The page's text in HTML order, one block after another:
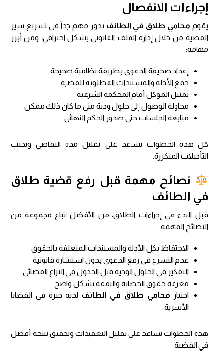
إجراءات الانفصال
يقوم محامي طلاق في الطائف بدور مهم جداً في تسريع سير
القضية من خلال إدارة الملف القانوني بشكل احترافي، ومن أبرز
مهامه:
إعداد صحيفة الدعوى بطريقة نظامية صحيحة
جمع الأدلة والمستندات المطلوبة للقضية
تمثيل الموكل أمام المحكمة الشرعية
محاولة الوصول إلى حلول ودية متى ما كان ذلك ممكن
متابعة الجلسات حتى صدور الحكم النهائي
كل هذه الخطوات تساعد على تقليل مدة التقاضي وتجنب
التأجيلات المتكررة.
نصائح مهمة قبل رفع قضية طلاق
في الطائف
قبل البدء في إجراءات الطلاق، من الأفضل اتباع مجموعة من
النصائح المهمة:
الاحتفاظ بكل الأدلة والمستندات المتعلقة بالحقوق
عدم التسرع في رفع الدعوى بدون استشارة قانونية
التفكير في الحلول الودية قبل الدخول في النزاع القضائي
معرفة حقوق الحضانة والنفقة بشكل واضح
اختيار محامي طلاق في الطائف لديه خبرة في القضايا
الأسرية
هذه الخطوات تساعد على تقليل التعقيدات وتحقيق نتيجة أفضل
في القضية.